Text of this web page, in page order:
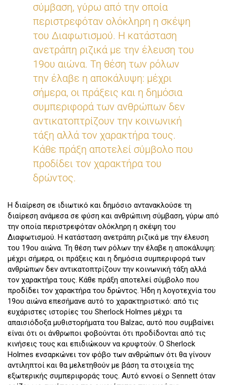
σύμβαση, γύρω από την οποία
περιστρεφόταν ολόκληρη η σκέψη
του Διαφωτισμού. Η κατάσταση
ανετράπη ριζικά με την έλευση του
19ου αιώνα. Τη θέση των ρόλων
την έλαβε η αποκάλυψη: μέχρι
σήμερα, οι πράξεις και η δημόσια
συμπεριφορά των ανθρώπων δεν
αντικατοπτρίζουν την κοινωνική
τάξη αλλά τον χαρακτήρα τους.
Κάθε πράξη αποτελεί σύμβολο που
προδίδει τον χαρακτήρα του
δρώντος.
Η διαίρεση σε ιδιωτικό και δημόσιο αντανακλούσε τη
διαίρεση ανάμεσα σε φύση και ανθρώπινη σύμβαση, γύρω από
την οποία περιστρεφόταν ολόκληρη η σκέψη του
Διαφωτισμού. Η κατάσταση ανετράπη ριζικά με την έλευση
του 19ου αιώνα. Τη θέση των ρόλων την έλαβε η αποκάλυψη:
μέχρι σήμερα, οι πράξεις και η δημόσια συμπεριφορά των
ανθρώπων δεν αντικατοπτρίζουν την κοινωνική τάξη αλλά
τον χαρακτήρα τους. Κάθε πράξη αποτελεί σύμβολο που
προδίδει τον χαρακτήρα του δρώντος. Ήδη η λογοτεχνία του
19ου αιώνα επεσήμανε αυτό το χαρακτηριστικό: από τις
ευχάριστες ιστορίες του Sherlock Holmes μέχρι τα
απαισιόδοξα μυθιστορήματα του Balzac, αυτό που συμβαίνει
είναι ότι οι άνθρωποι φοβούνται ότι προδίδονται από τις
κινήσεις τους και επιδιώκουν να κρυφτούν. Ο Sherlock
Holmes ενσαρκώνει τον φόβο των ανθρώπων ότι θα γίνουν
αντιληπτοί και θα μελετηθούν με βάση τα στοιχεία της
εξωτερικής συμπεριφοράς τους. Αυτό εννοεί ο Sennett όταν